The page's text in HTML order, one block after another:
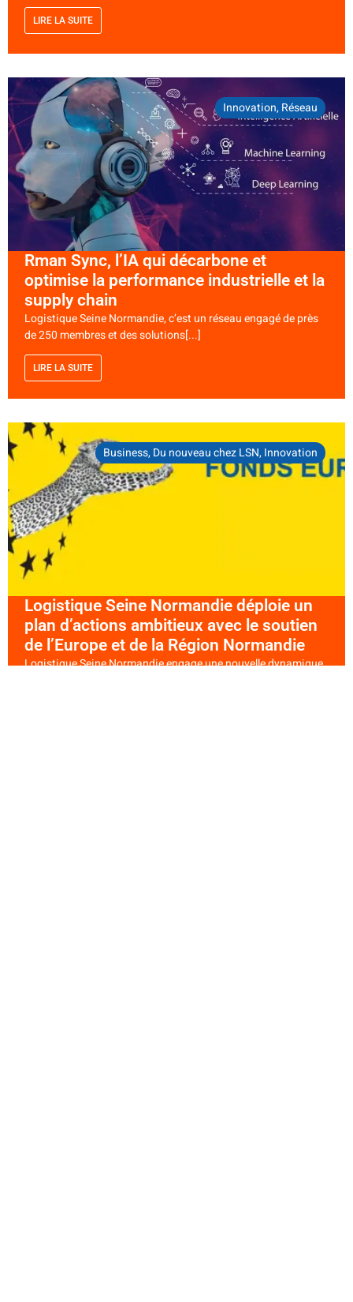
LIRE LA SUITE
Innovation,Réseau
Rman Sync, l’IA qui décarbone et
optimise la performance industrielle et la
supply chain
Logistique Seine Normandie, c’est un réseau engagé de près
de 250 membres et des solutions[...]
LIRE LA SUITE
Business,Du nouveau chez LSN,Innovation
Logistique Seine Normandie déploie un
plan d’actions ambitieux avec le soutien
de l’Europe et de la Région Normandie
Logistique Seine Normandie engage une nouvelle dynamique